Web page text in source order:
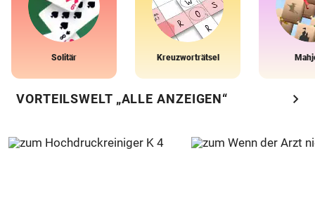
Solitär Kreuzworträtsel
VORTEILSWELT „ALLE ANZEIGEN“ chevron_right